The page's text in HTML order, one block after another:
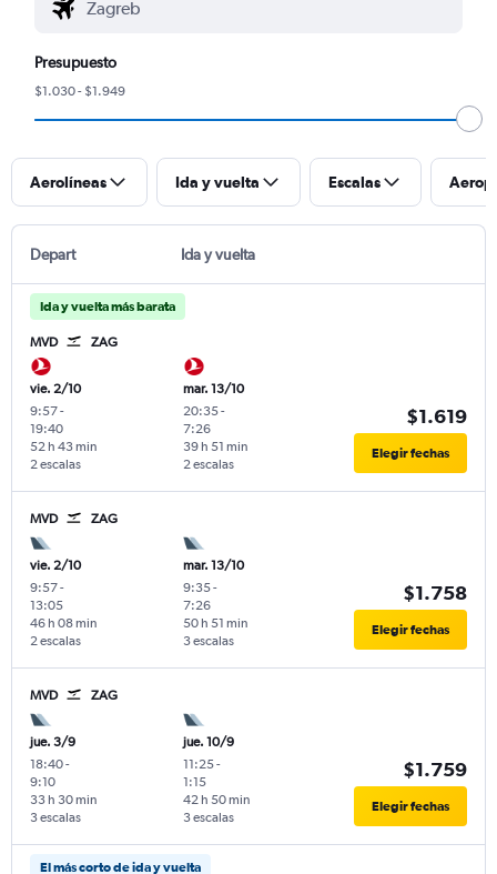
Presupuesto
$1.030 - $1.949
Aerolíneas Ida y vuelta Escalas
Depart Ida y vuelta
Ida y vuelta más barata
MVD ZAG
vie. 2/10
9:57-
19:40
2 escalas
52 h 43 min
mar. 13/10
20:35-
7:26
2 escalas
39 h 51 min
$1.619
Elegir fechas
MVD ZAG
vie. 2/10
9:57-
13:05
2 escalas
46 h 08 min
mar. 13/10
9:35-
7:26
3 escalas
50 h 51 min
$1.758
Elegir fechas
MVD ZAG
jue. 3/9
18:40-
9:10
3 escalas
33 h 30 min
jue. 10/9
11:25-
1:15
3 escalas
42 h 50 min
$1.759
Elegir fechas
El más corto de ida y vuelta